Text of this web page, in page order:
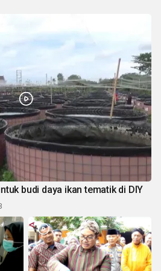
budi daya ikan tematik di DIY